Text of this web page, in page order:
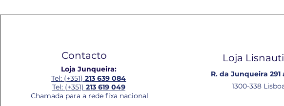
Contacto
Loja Junqueira:
Tel: (+351)213 639 084
Tel: (+351) 213 619 049
Chamada para a rede fixa nacional
Loja
R. da Junqueira 291
1300-338